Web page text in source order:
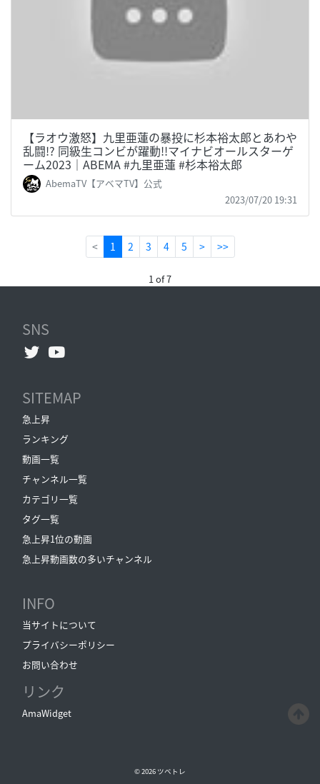
【ラオウ激怒】九里亜蓮の暴投に杉本裕太郎とあわや
乱闘!? 同級生コンビが躍動!!マイナビオールスターゲ
ーム2023｜ABEMA #九里亜蓮 #杉本裕太郎
AbemaTV【アベマTV】公式
2023/07/20 19:31
< 1 (current)
2 3 4 5 > >>
1 of 7
SNS
SITEMAP
急上昇
ランキング
動画一覧
チャンネル一覧
カテゴリ一覧
タグ一覧
急上昇1位の動画
急上昇動画数の多いチャンネル
INFO
当サイトについて
プライバシーポリシー
お問い合わせ
リンク
AmaWidget
© 2026 ツベトレ